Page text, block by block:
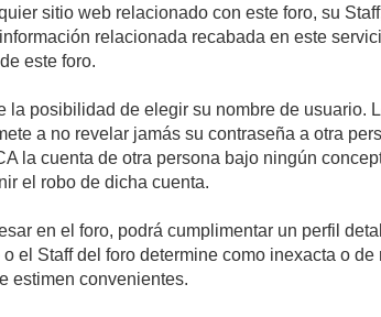
sitio web relacionado con este foro, su
relacionada recabada en este
este foro.
la posibilidad de elegir su nombre de
a no revelar jamás su contraseña a otra
la cuenta de otra persona bajo ningún
el robo de dicha cuenta.
en el foro, podrá cumplimentar un perfil
el Staff del foro determine como inexacta o
estimen convenientes.